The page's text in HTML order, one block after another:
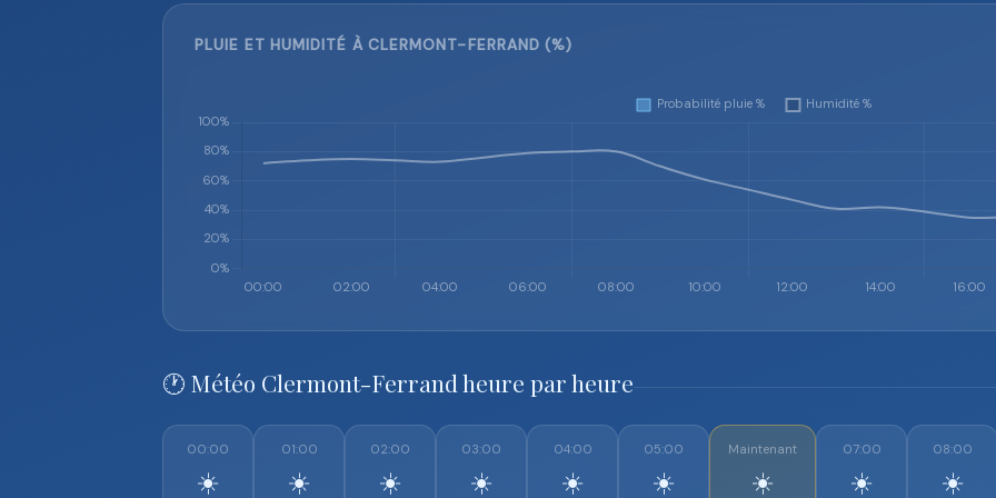
PLUIE ET HUMIDITÉ À CLERMONT-FERRAND (%)
🕐 Météo Clermont-Ferrand heure par heure
00:00
☀️
01:00
☀️
02:00
☀️
03:00
☀️
04:00
☀️
05:00
☀️
Maintenant
☀️
07:00
☀️
08:00
☀️